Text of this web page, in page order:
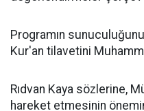
Programın
Kur'an tilavetini
Rıdvan Kaya sözlerine,
hareket etmesinin